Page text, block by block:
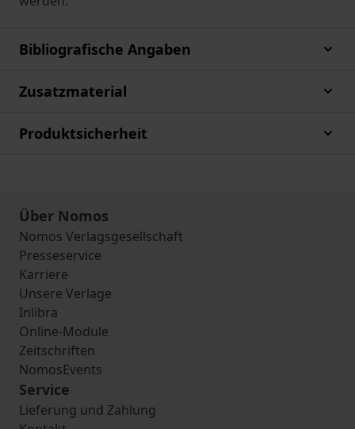
Bibliografische Angaben
Zusatzmaterial
Produktsicherheit
Über Nomos
Nomos Verlagsgesellschaft
Presseservice
Karriere
Unsere Verlage
Inlibra
Online-Module
Zeitschriften
NomosEvents
Service
Lieferung und Zahlung